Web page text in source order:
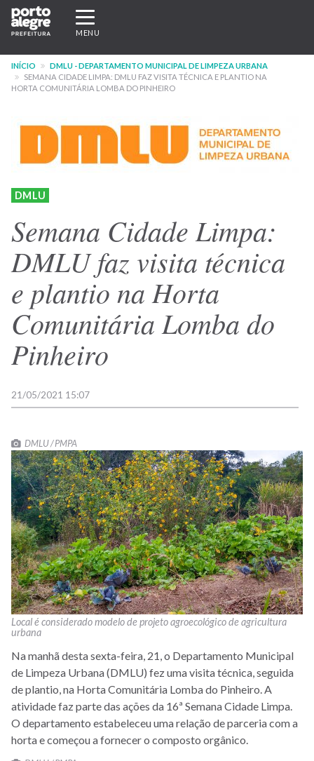
Pular
para
conteúdo
principal
Expandir/recolher
navegação
MENU
INÍCIO
DMLU - DEPARTAMENTO MUNICIPAL DE LIMPEZA URBANA
SEMANA CIDADE LIMPA: DMLU FAZ VISITA TÉCNICA E PLANTIO NA
HORTA COMUNITÁRIA LOMBA DO PINHEIRO
DMLU
Semana Cidade Limpa:
DMLU faz visita técnica
e plantio na Horta
Comunitária Lomba do
Pinheiro
21/05/2021 15:07
DMLU / PMPA
Local é considerado modelo de projeto agroecológico de agricultura
urbana
Na manhã desta sexta-feira, 21, o Departamento Municipal
de Limpeza Urbana (DMLU) fez uma visita técnica, seguida
de plantio, na Horta Comunitária Lomba do Pinheiro. A
atividade faz parte das ações da 16ª Semana Cidade Limpa.
O departamento estabeleceu uma relação de parceria com a
horta e começou a fornecer o composto orgânico.